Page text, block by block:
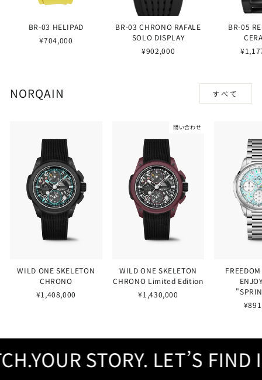
BR-03 HELIPAD
¥704,000
BR-03 CHRONO RAFALE
SOLO DISPLAY
¥902,000
BR-05
NORQAIN すべて
WILD ONE SKELETON
CHRONO
¥1,408,000
問い合わせ
WILD ONE SKELETON
CHRONO Limited Edition
¥1,430,000
STORY. LET’S FIND IT.